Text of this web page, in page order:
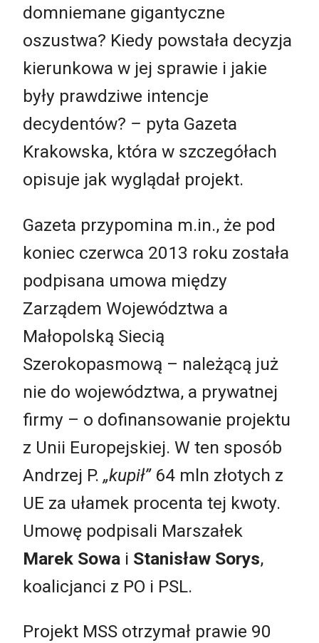
domniemane gigantyczne
oszustwa? Kiedy powstała decyzja
kierunkowa w jej sprawie i jakie
były prawdziwe intencje
decydentów? – pyta Gazeta
Krakowska, która w szczegółach
opisuje jak wyglądał projekt.
Gazeta przypomina m.in., że pod
koniec czerwca 2013 roku została
podpisana umowa między
Zarządem Województwa a
Małopolską Siecią
Szerokopasmową – należącą już
nie do województwa, a prywatnej
firmy – o dofinansowanie projektu
z Unii Europejskiej. W ten sposób
Andrzej P. „kupił”64 mln złotych z
UE za ułamek procenta tej kwoty.
Umowę podpisali Marszałek
Marek Sowa i Stanisław Sorys,
koalicjanci z PO i PSL.
Projekt MSS otrzymał prawie 90